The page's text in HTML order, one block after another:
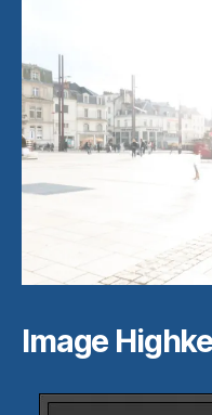
Image